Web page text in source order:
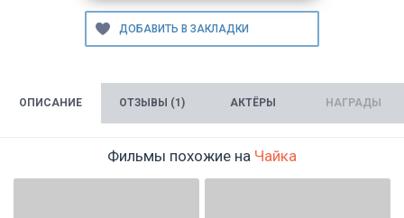
ОПИСАНИЕ ОТЗЫВЫ (1) АКТЁРЫ НАГРАДЫ
Фильмы похожие на Чайка